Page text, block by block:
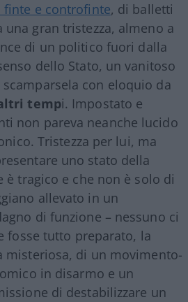
finte e controfinte, di balletti
gran tristezza, almeno a
di un politico fuori dalla
dello Stato, un vanitoso
con eloquio da
tempi. Impostato e
non pareva neanche lucido
Tristezza per lui, ma
uno stato della
è tragico e che non è solo di
allevato in un
di funzione – nessuno ci
fosse tutto preparato, la
misteriosa, di un movimento-
in disarmo e un
di destabilizzare un